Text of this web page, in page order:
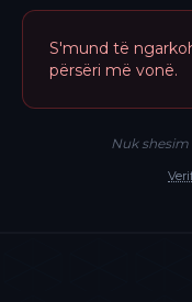
S'mund të
përsëri më vonë.
Nuk